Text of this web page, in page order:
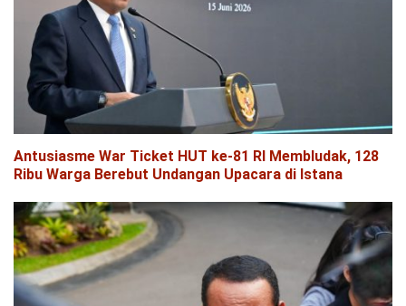
Antusiasme War Ticket HUT ke-81 RI Membludak, 128
Ribu Warga Berebut Undangan Upacara di Istana